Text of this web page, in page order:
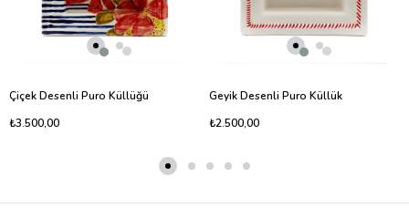
Çiçek Desenli Puro Küllüğü
₺3.500,00
Geyik Desenli Puro Küllük
₺2.500,00